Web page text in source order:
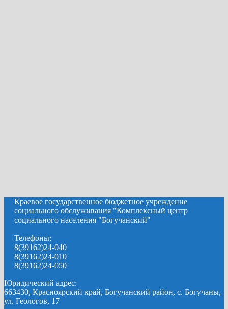
Краевое государственное бюджетное учреждение
социального обслуживания "Комплексный центр
социального населения "Богучанский"
Телефоны:
8(39162)24-040
8(39162)24-010
8(39162)24-050
Юридический адрес:
663430, Красноярский край, Богучанский район, с. Богучаны,
ул. Геологов, 17